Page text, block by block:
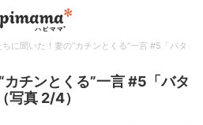
ちに聞いた！妻の“カチンとくる”一言 #5「バタ
チンとくる”一言 #5「バタ
写真 2/4）